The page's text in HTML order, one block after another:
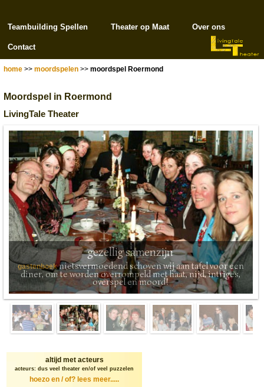
Teambuilding Spellen Theater op Maat Over ons
Contact
home >> moordspelen >> moordspel Roermond
Moordspel in Roermond
LivingTale Theater
gezellig samenzijn
gastenboeknietsvermoedend schoven wij aan tafel voor een
diner, om te worden overrompeld met haat, nijd, intriges,
overspel en moord!
altijd met acteurs
acteurs: dus veel theater en/of veel puzzelen
hoezo en / of? lees meer.....